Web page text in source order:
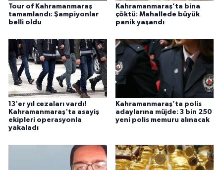
Tour of Kahramanmaraş
tamamlandı: Şampiyonlar
belli oldu
Kahramanmaraş’ta bina
çöktü: Mahallede büyük
panik yaşandı
13'er yıl cezaları vardı!
Kahramanmaraş'ta asayiş
ekipleri operasyonla
yakaladı
Kahramanmaraş’ta polis
adaylarına müjde: 3 bin 250
yeni polis memuru alınacak